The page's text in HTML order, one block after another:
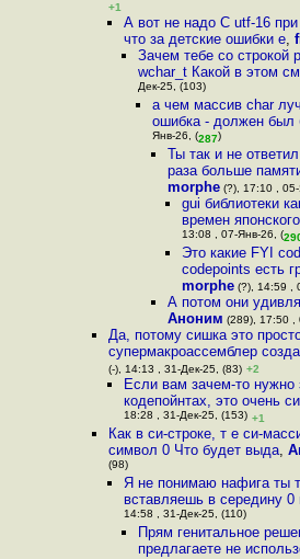
+1
А вот не надо С utf-16
что за детские ошибки е,
Зачем тебе со строкой
wchar_t Какой в этом
Дек-25, (103)
а чем массив char
ошибка - должен был
Янв-26, (287)
Ты так и не
раза больше
morphe(?), 17:10 , 05-
gui библиотеки
времен
13:08 , 07-Янв-26, (
Это какие FYI
codepoints есть
morphe(?), 14:59 ,
А потом они
Аноним (289), 17:50 ,
Да, потому сишка это
супермакроассемблер
(-), 14:13 , 31-Дек-25, (83) +2
Если вам зачем-то нужно
кодепойнтах, это очень
18:28 , 31-Дек-25, (153) +1
Как в си-строке, т е си-
символ 0 Что будет выда,
(98)
Я не понимаю нафига ты
вставляешь в середину 0
14:58 , 31-Дек-25, (110)
Прям генитальное
предлагаете не